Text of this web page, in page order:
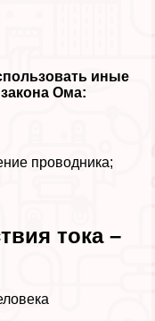
иные
Ома:
проводника;
тока –